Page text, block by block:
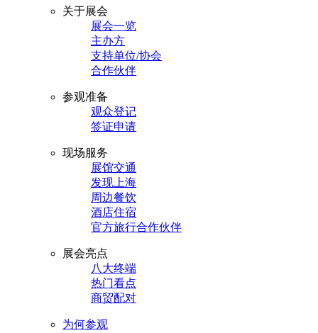
关于展会
展会一览
主办方
支持单位/协会
合作伙伴
参观准备
观众登记
签证申请
现场服务
展馆交通
发现上海
周边餐饮
酒店住宿
官方旅行合作伙伴
展会亮点
八大终端
热门看点
商贸配对
为何参观